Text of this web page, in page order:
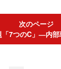
次のページ
「7つのC」―内